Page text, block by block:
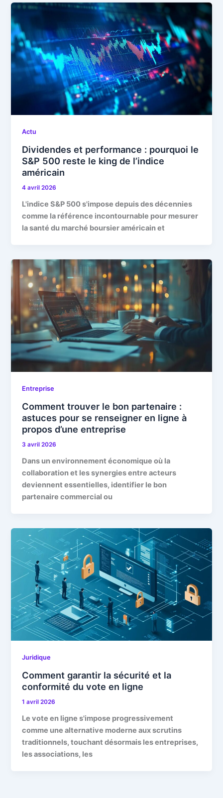
Actu
Dividendes et performance : pourquoi le
S&P 500 reste le king de l’indice
américain
4 avril 2026
L'indice S&P 500 s'impose depuis des décennies
comme la référence incontournable pour mesurer
la santé du marché boursier américain et
Entreprise
Comment trouver le bon partenaire :
astuces pour se renseigner en ligne à
propos d’une entreprise
3 avril 2026
Dans un environnement économique où la
collaboration et les synergies entre acteurs
deviennent essentielles, identifier le bon
partenaire commercial ou
Juridique
Comment garantir la sécurité et la
conformité du vote en ligne
1 avril 2026
Le vote en ligne s'impose progressivement
comme une alternative moderne aux scrutins
traditionnels, touchant désormais les entreprises,
les associations, les